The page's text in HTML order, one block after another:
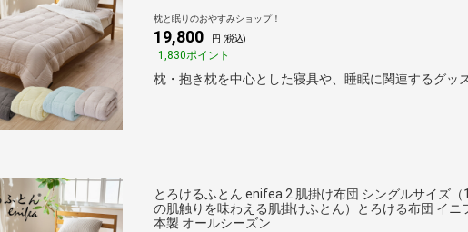
枕と眠りのおやすみショップ！
19,800 円 (税込)
1,830ポイント
枕・抱き枕を中心とした寝具や、睡眠に関連するグッ
とろけるふとん enifea 2 肌掛け布団 シングルサイズ
の肌触りを味わえる肌掛けふとん）とろける布団 イニ
本製 オールシーズン